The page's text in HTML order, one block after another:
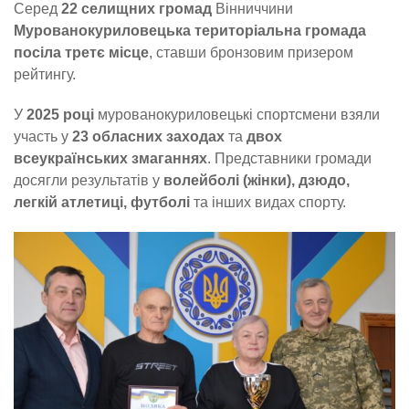
Серед 22 селищних громад Вінниччини
Мурованокуриловецька територіальна громада
посіла третє місце, ставши бронзовим призером
рейтингу.
У 2025 році мурованокуриловецькі спортсмени взяли
участь у 23 обласних заходах та двох
всеукраїнських змаганнях. Представники громади
досягли результатів у волейболі (жінки), дзюдо,
легкій атлетиці, футболі та інших видах спорту.